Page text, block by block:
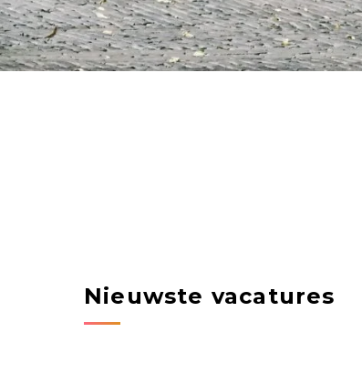
Nieuwste vacatures